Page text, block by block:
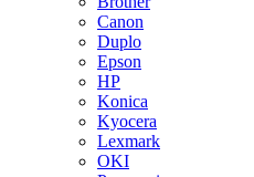
Canon
Duplo
Epson
HP
Konica
Kyocera
Lexmark
OKI